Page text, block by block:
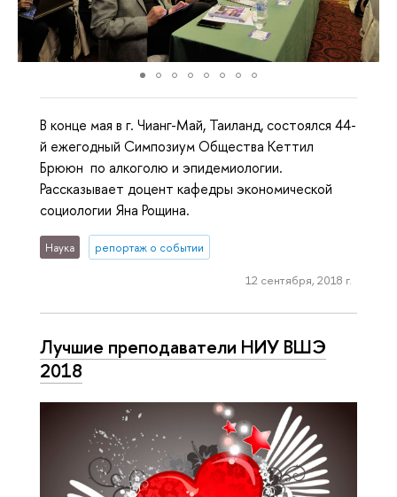
В конце мая в г. Чианг-Май, Таиланд, состоялся 44-
й ежегодный Симпозиум Общества Кеттил
Брююн по алкоголю и эпидемиологии.
Рассказывает доцент кафедры экономической
социологии Яна Рощина.
Наука репортаж о событии
12 сентября, 2018 г.
Лучшие преподаватели НИУ ВШЭ
2018